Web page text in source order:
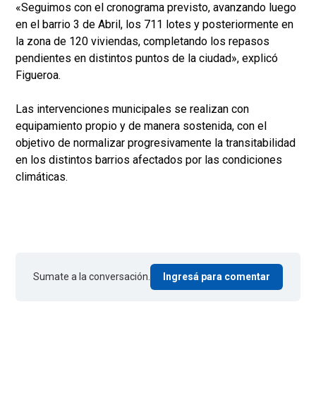
«Seguimos con el cronograma previsto, avanzando luego
en el barrio 3 de Abril, los 711 lotes y posteriormente en
la zona de 120 viviendas, completando los repasos
pendientes en distintos puntos de la ciudad», explicó
Figueroa.
Las intervenciones municipales se realizan con
equipamiento propio y de manera sostenida, con el
objetivo de normalizar progresivamente la transitabilidad
en los distintos barrios afectados por las condiciones
climáticas.
Sumate a la conversación. Ingresá para comentar